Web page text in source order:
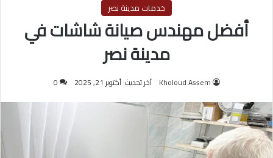
خدمات مدينة نصر
أفضل مهندس صيانة شاشات في
مدينة نصر
Kholoud Assem آخر تحديث: أكتوبر 21, 2025 0